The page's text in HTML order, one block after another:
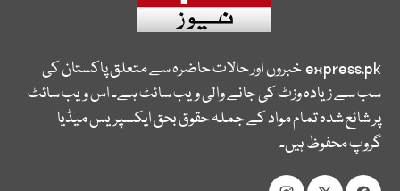
express.pkخبروں اور حالات حاضرہ سے متعلق پاکستان کی
سب سے زیادہ وزٹ کی جانے والی ویب سائٹ ہے۔ اس ویب سائٹ
پر شائع شدہ تمام مواد کے جملہ حقوق بحق ایکسپریس میڈیا
گروپ محفوظ ہیں۔